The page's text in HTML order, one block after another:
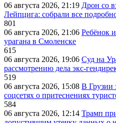
06 августа 2026, 21:19 Дрон со
Лейпцига: собрали все
801
06 августа 2026, 21:06 Ребёнок
урагана в Смоленске
615
06 августа 2026, 19:06 Суд на
рассмотрению дела экс-
519
06 августа 2026, 15:08 В Грузии
соцсетях о притеснениях
584
06 августа 2026, 12:14 Трамп